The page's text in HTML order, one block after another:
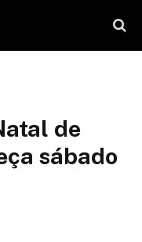
de
sábado